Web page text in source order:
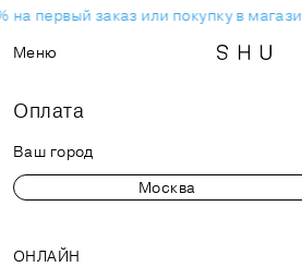
на первый заказ или покупку в
Меню
Оплата
Ваш город
ОНЛАЙН